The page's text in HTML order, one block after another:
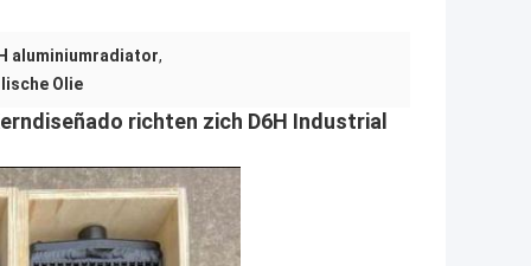
aluminiumradiator,
Olie
richten zich D6H Industrial